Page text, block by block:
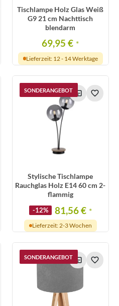
Tischlampe Holz Glas Weiß
G9 21 cm Nachttisch
blendarm
69,95 € *
Lieferzeit: 12 - 14 Werktage
SONDERANGEBOT
Stylische Tischlampe
Rauchglas Holz E14 60 cm 2-
flammig
-12% 81,56 € *
Lieferzeit: 2-3 Wochen
SONDERANGEBOT